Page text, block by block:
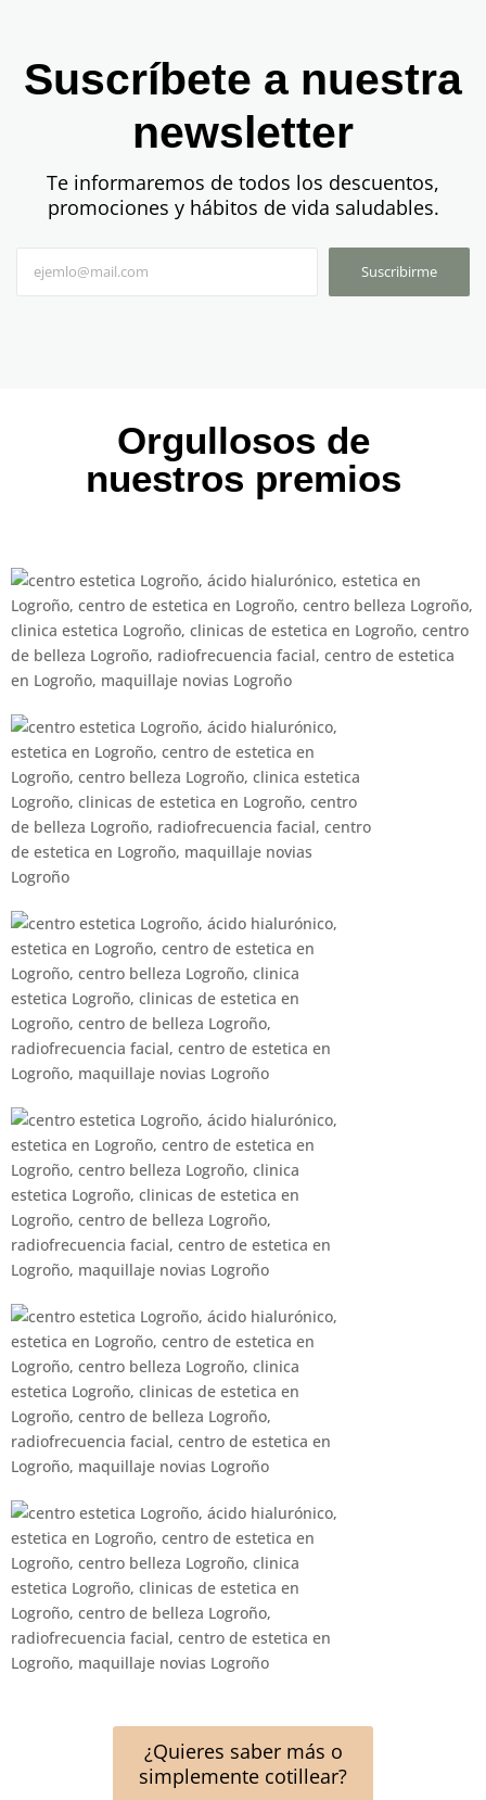
Suscríbete a nuestra
newsletter
Te informaremos de todos los descuentos,
promociones y hábitos de vida saludables.
Suscribirme
Orgullosos de
nuestros premios
¿Quieres saber más o
simplemente cotillear?